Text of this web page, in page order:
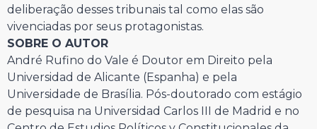
deliberação desses tribunais tal como elas são
vivenciadas por seus protagonistas.
SOBRE O AUTOR
André Rufino do Vale é Doutor em Direito pela
Universidad de Alicante (Espanha) e pela
Universidade de Brasília. Pós-doutorado com estágio
de pesquisa na Universidad Carlos III de Madrid e no